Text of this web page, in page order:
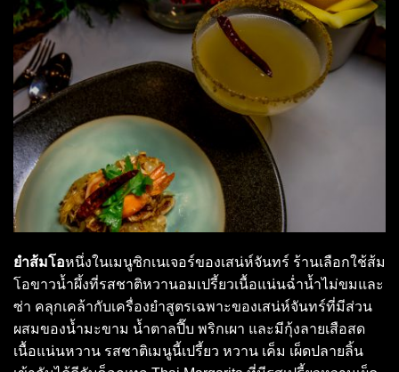
ยำส้มโอหนึ่งในเมนูซิกเนเจอร์ของเสน่ห์จันทร์ ร้านเลือกใช้ส้ม
โอขาวน้ำผึ้งที่รสชาติหวานอมเปรี้ยวเนื้อแน่นฉ่ำน้ำไม่ขมและ
ซ่า คลุกเคล้ากับเครื่องยำสูตรเฉพาะของเสน่ห์จันทร์ที่มีส่วน
ผสมของน้ำมะขาม น้ำตาลปี๊บ พริกเผา และมีกุ้งลายเสือสด
เนื้อแน่นหวาน รสชาติเมนูนี้เปรี้ยว หวาน เค็ม เผ็ดปลายลิ้น